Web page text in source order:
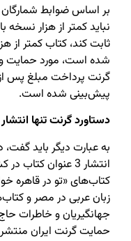
بر اساس ضوابط
نباید کمتر از هزار
ثابت کند،‌ کتاب کمتر از
شده است،‌ مورد حمایت
گرنت پرداخت مبلغ پس
پیش‌بینی شده است.
دستاورد گرنت تنها انتشار 3 کتاب در طول سه سال
انتشار 3 عنوان
کتاب‌های «تو در قاهره
زبان عربی در مصر و
جهانگیریان و خاطرات
حمایت گرنت ایران